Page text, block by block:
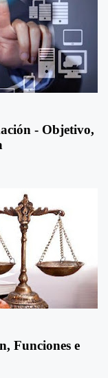
- Objetivo,
Funciones e